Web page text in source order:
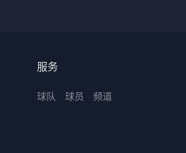
服务
球队 球员 频道